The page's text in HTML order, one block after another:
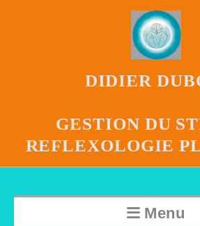
DIDIER
GESTION DU
REFLEXOLOGIE
Menu